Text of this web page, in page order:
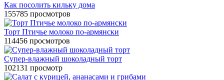
Как посолить кильку дома
155785 просмотров
Торт Птичье молоко по-армянски
114456 просмотров
Супер-влажный шоколадный торт
102131 просмотр